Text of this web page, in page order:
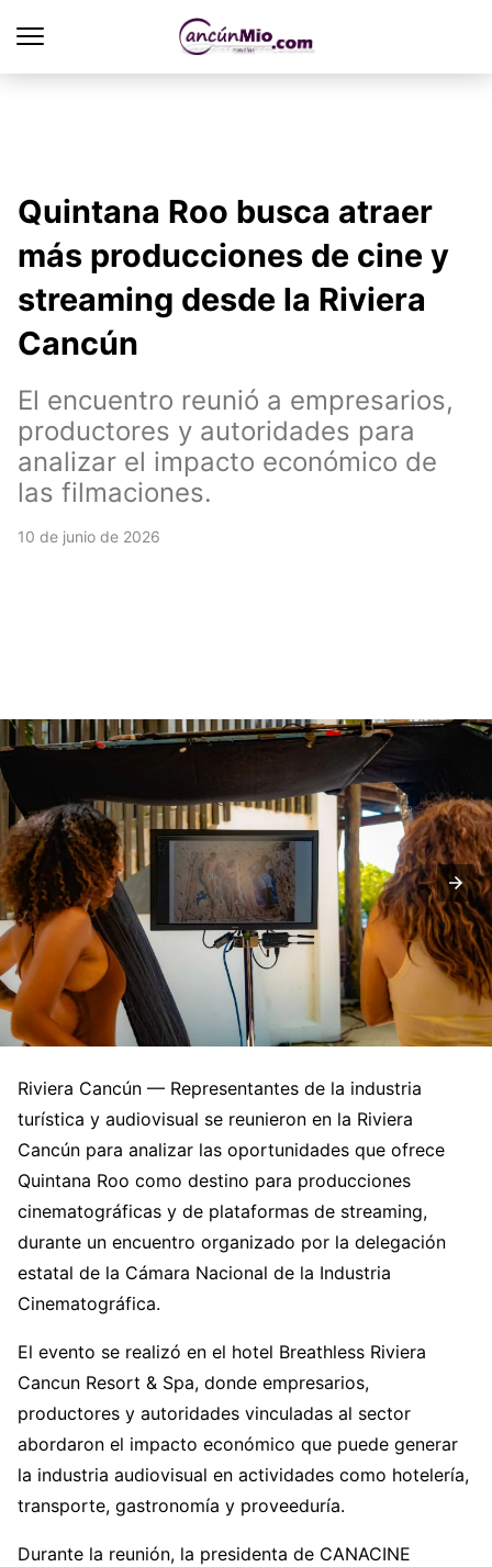
Quintana Roo busca atraer
más producciones de cine y
streaming desde la Riviera
Cancún
El encuentro reunió a empresarios,
productores y autoridades para
analizar el impacto económico de
las filmaciones.
10 de junio de 2026
Riviera Cancún — Representantes de la industria
turística y audiovisual se reunieron en la Riviera
Cancún para analizar las oportunidades que ofrece
Quintana Roo como destino para producciones
cinematográficas y de plataformas de streaming,
durante un encuentro organizado por la delegación
estatal de la Cámara Nacional de la Industria
Cinematográfica.
El evento se realizó en el hotel Breathless Riviera
Cancun Resort & Spa, donde empresarios,
productores y autoridades vinculadas al sector
abordaron el impacto económico que puede generar
la industria audiovisual en actividades como hotelería,
transporte, gastronomía y proveeduría.
Durante la reunión, la presidenta de CANACINE